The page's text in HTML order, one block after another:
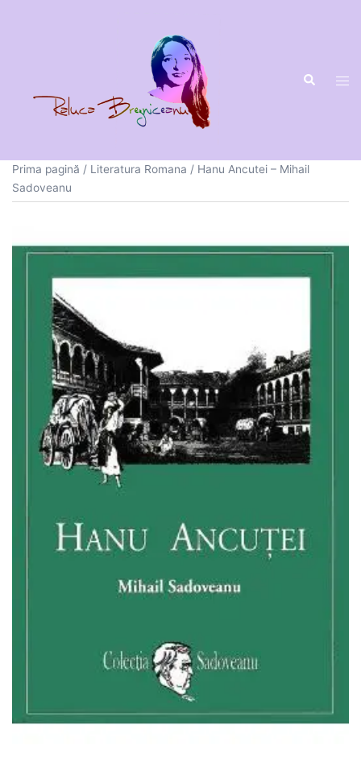
Prima pagină / Literatura Romana / Hanu Ancutei – Mihail
Sadoveanu